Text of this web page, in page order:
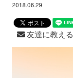
2018.06.29
友達に教える